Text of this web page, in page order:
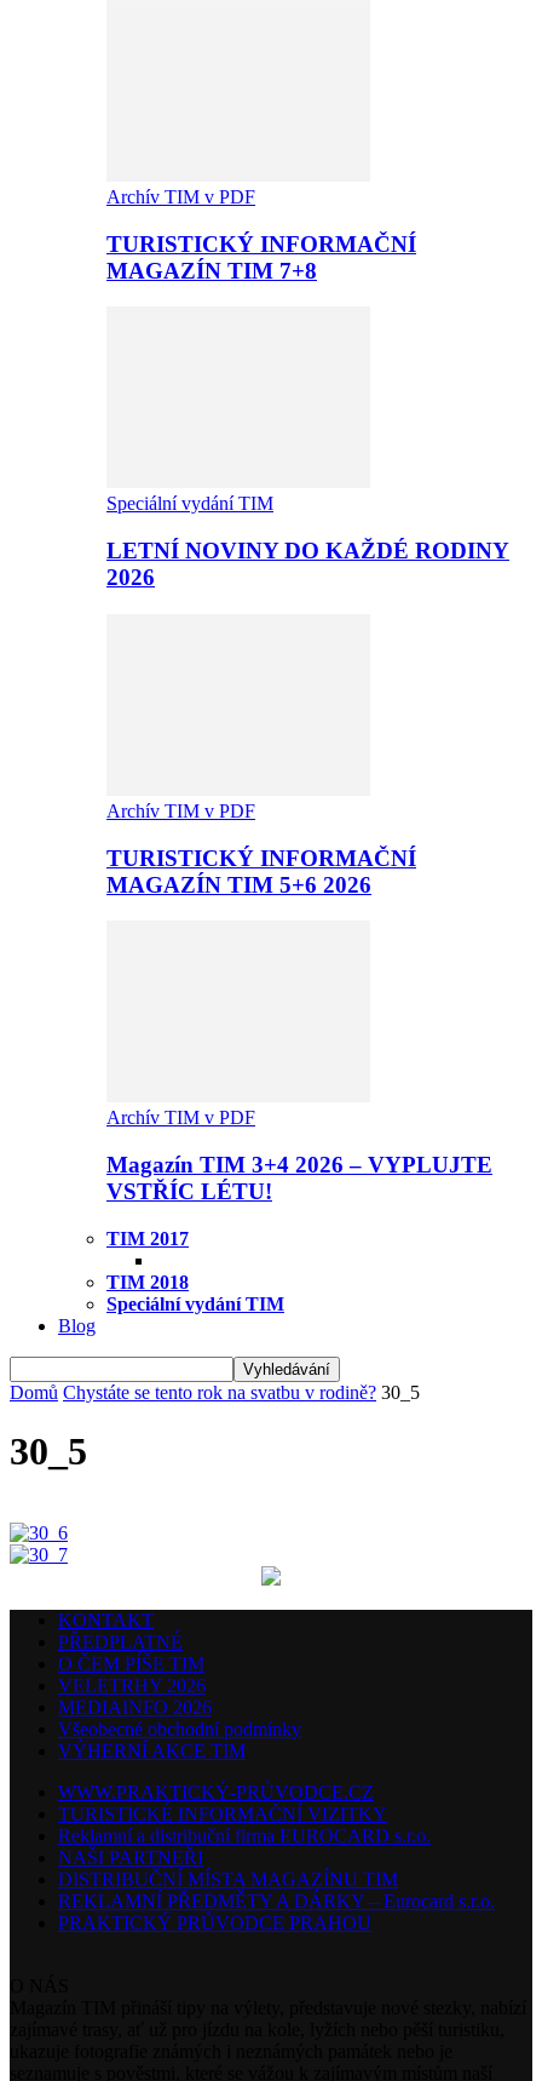
Archív TIM v PDF
TURISTICKÝ INFORMAČNÍ
MAGAZÍN TIM 7+8
Speciální vydání TIM
LETNÍ NOVINY DO KAŽDÉ RODINY
2026
Archív TIM v PDF
TURISTICKÝ INFORMAČNÍ
MAGAZÍN TIM 5+6 2026
Archív TIM v PDF
Magazín TIM 3+4 2026 – VYPLUJTE
VSTŘÍC LÉTU!
TIM 2017
TIM 2018
Speciální vydání TIM
Blog
Domů Chystáte se tento rok na svatbu v rodině? 30_5
30_5
KONTAKT
PŘEDPLATNÉ
O ČEM PÍŠE TIM
VELETRHY 2026
MEDIAINFO 2026
Všeobecné obchodní podmínky
VÝHERNÍ AKCE TIM
WWW.PRAKTICKÝ-PRŮVODCE.CZ
TURISTICKÉ INFORMAČNÍ VIZITKY
Reklamní a distribuční firma EUROCARD s.r.o.
NAŠI PARTNEŘI
DISTRIBUČNÍ MÍSTA MAGAZÍNU TIM
REKLAMNÍ PŘEDMĚTY A DÁRKY – Eurocard s.r.o.
PRAKTICKÝ PRŮVODCE PRAHOU